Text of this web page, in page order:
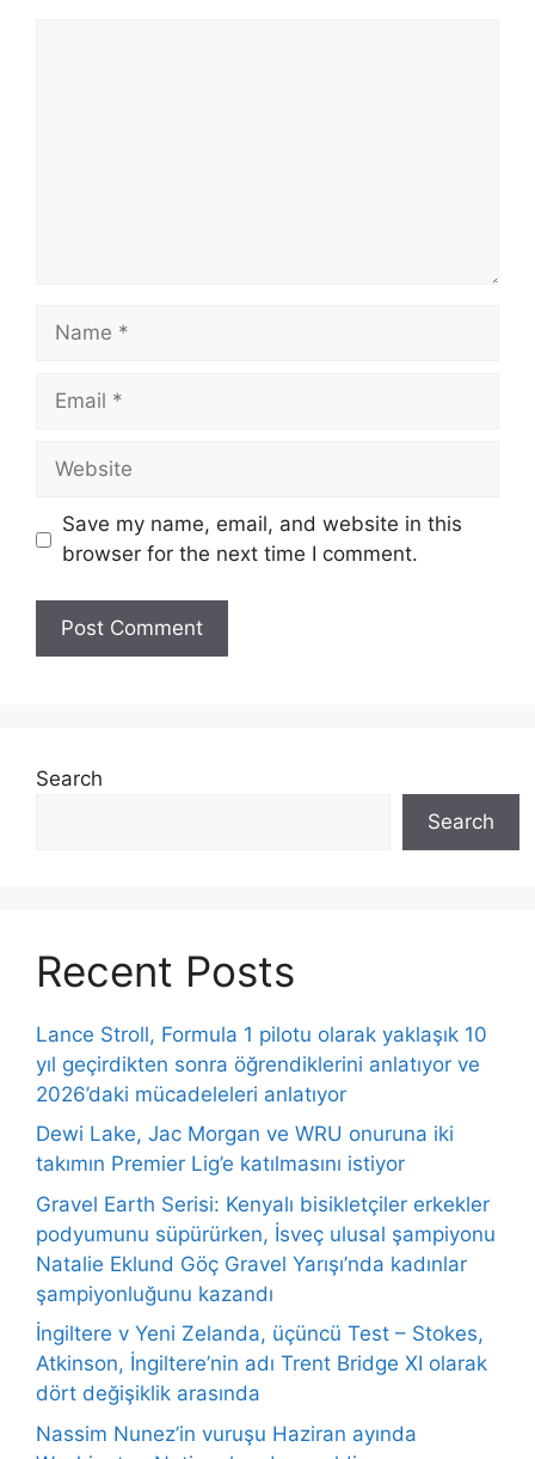
Name
Email
Website
Save my name, email, and website in this
browser for the next time I comment.
Search
Search
Recent Posts
Lance Stroll, Formula 1 pilotu olarak yaklaşık 10
yıl geçirdikten sonra öğrendiklerini anlatıyor ve
2026’daki mücadeleleri anlatıyor
Dewi Lake, Jac Morgan ve WRU onuruna iki
takımın Premier Lig’e katılmasını istiyor
Gravel Earth Serisi: Kenyalı bisikletçiler erkekler
podyumunu süpürürken, İsveç ulusal şampiyonu
Natalie Eklund Göç Gravel Yarışı’nda kadınlar
şampiyonluğunu kazandı
İngiltere v Yeni Zelanda, üçüncü Test – Stokes,
Atkinson, İngiltere’nin adı Trent Bridge XI olarak
dört değişiklik arasında
Nassim Nunez’in vuruşu Haziran ayında